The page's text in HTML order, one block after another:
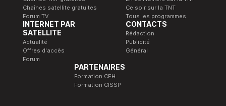
Chaînes satellite gratuites
Forum TV
Ce soir sur la TNT
Tous les programmes
INTERNET PAR
SATELLITE
Actualité
Offres d'accès
Forum
CONTACTS
Rédaction
Publicité
Général
PARTENAIRES
Formation CEH
Formation CISSP